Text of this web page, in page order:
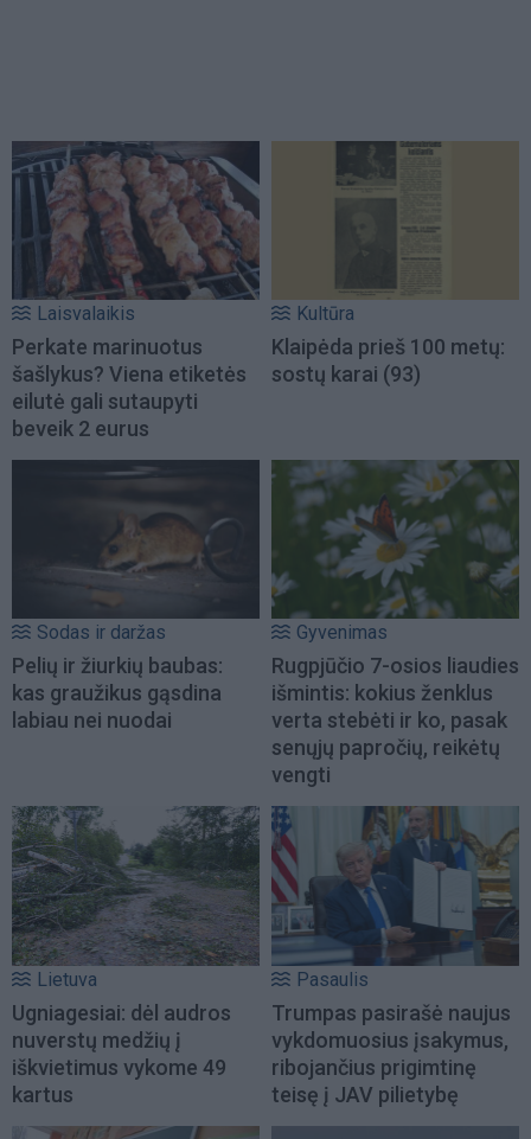
Laisvalaikis
Perkate marinuotus
šašlykus? Viena etiketės
eilutė gali sutaupyti
beveik 2 eurus
Kultūra
Klaipėda prieš 100 metų:
sostų karai (93)
Sodas ir daržas
Pelių ir žiurkių baubas:
kas graužikus gąsdina
labiau nei nuodai
Gyvenimas
Rugpjūčio 7-osios liaudies
išmintis: kokius ženklus
verta stebėti ir ko, pasak
senųjų papročių, reikėtų
vengti
Lietuva
Ugniagesiai: dėl audros
nuverstų medžių į
iškvietimus vykome 49
kartus
Pasaulis
Trumpas pasirašė naujus
vykdomuosius įsakymus,
ribojančius prigimtinę
teisę į JAV pilietybę